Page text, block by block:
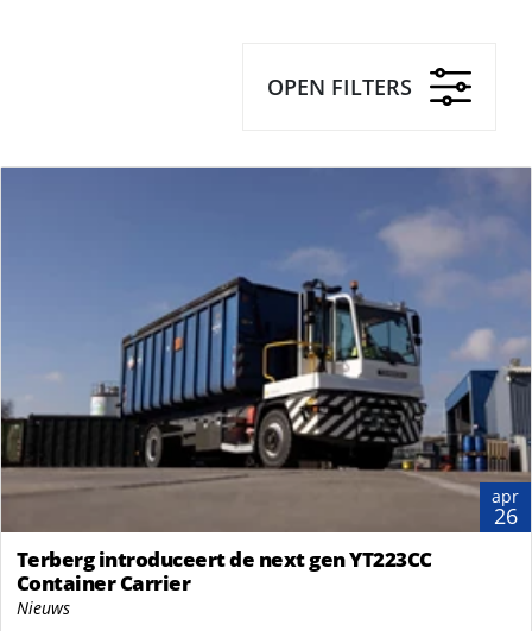
OPEN FILTERS
apr
26
Terberg introduceert de next gen YT223CC
Container Carrier
Nieuws